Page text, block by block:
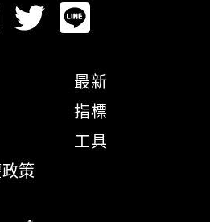
策
最新
指標
工具